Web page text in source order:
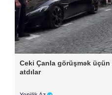
Ceki Çanla görüşmək üçün
atdılar